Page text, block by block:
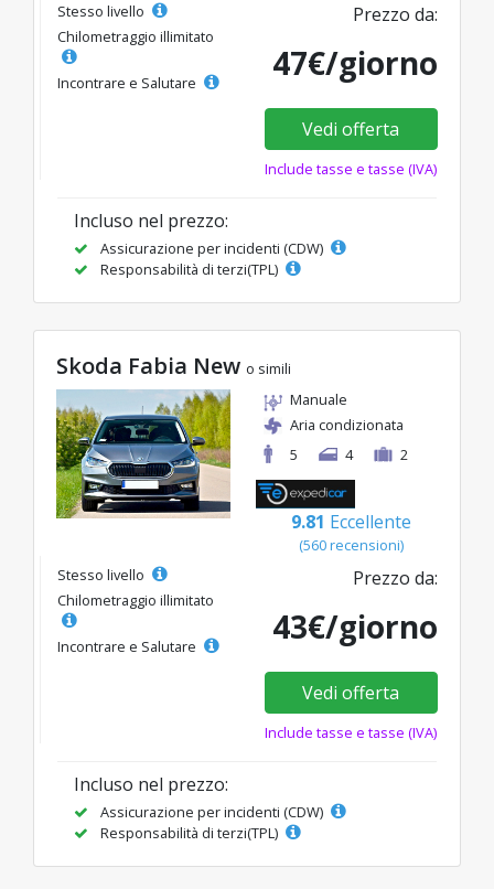
Stesso livello
Chilometraggio illimitato
Incontrare e Salutare
Prezzo da:
47€/giorno
Vedi offerta
Include tasse e tasse (IVA)
Incluso nel prezzo:
Assicurazione per incidenti (CDW)
Responsabilità di terzi(TPL)
Skoda Fabia New o simili
Manuale
Aria condizionata
5
4 2
9.81 Eccellente
(560 recensioni)
Stesso livello
Chilometraggio illimitato
Incontrare e Salutare
Prezzo da:
43€/giorno
Vedi offerta
Include tasse e tasse (IVA)
Incluso nel prezzo:
Assicurazione per incidenti (CDW)
Responsabilità di terzi(TPL)